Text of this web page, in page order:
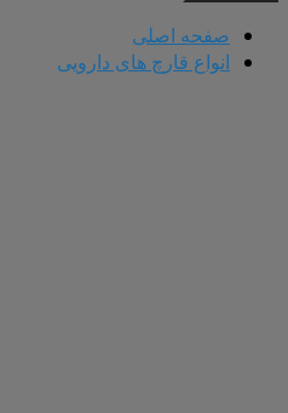
صفحه اصلی
انواع قارچ های دارویی